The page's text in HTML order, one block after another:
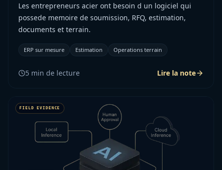
Les entrepreneurs acier ont besoin d un logiciel qui
possede memoire de soumission, RFQ, estimation,
documents et terrain.
ERP sur mesure Estimation Operations terrain
5 min de lecture Lire la note